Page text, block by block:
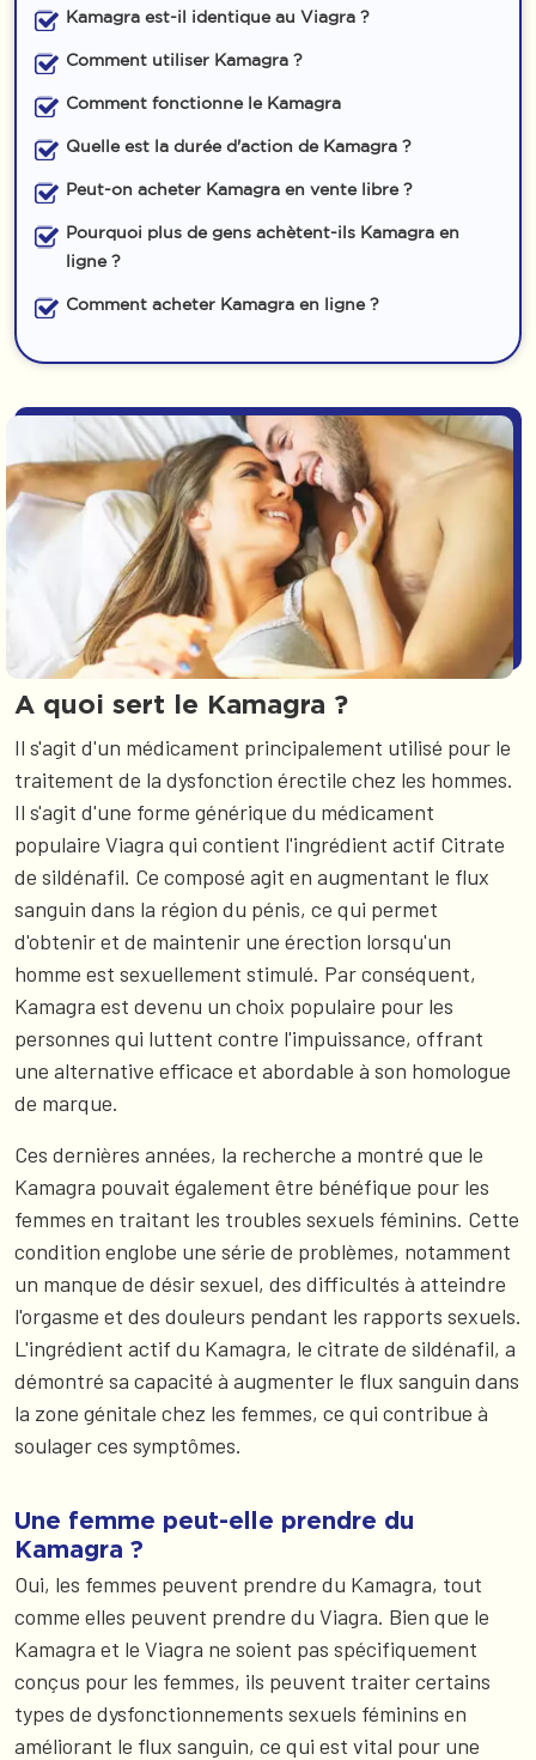
Kamagra est-il identique au Viagra ?
Comment utiliser Kamagra ?
Comment fonctionne le Kamagra
Quelle est la durée d'action de Kamagra ?
Peut-on acheter Kamagra en vente libre ?
Pourquoi plus de gens achètent-ils Kamagra en
ligne ?
Comment acheter Kamagra en ligne ?
a
A quoi sert le Kamagra ?
Il s'agit d'un médicament principalement utilisé pour le
traitement de la dysfonction érectile chez les hommes.
Il s'agit d'une forme générique du médicament
populaire Viagra qui contient l'ingrédient actif Citrate
de sildénafil. Ce composé agit en augmentant le flux
sanguin dans la région du pénis, ce qui permet
d'obtenir et de maintenir une érection lorsqu'un
homme est sexuellement stimulé. Par conséquent,
Kamagra est devenu un choix populaire pour les
personnes qui luttent contre l'impuissance, offrant
une alternative efficace et abordable à son homologue
de marque.
Ces dernières années, la recherche a montré que le
Kamagra pouvait également être bénéfique pour les
femmes en traitant les troubles sexuels féminins. Cette
condition englobe une série de problèmes, notamment
un manque de désir sexuel, des difficultés à atteindre
l'orgasme et des douleurs pendant les rapports sexuels.
L'ingrédient actif du Kamagra, le citrate de sildénafil, a
démontré sa capacité à augmenter le flux sanguin dans
la zone génitale chez les femmes, ce qui contribue à
soulager ces symptômes.
Une femme peut-elle prendre du
Kamagra ?
Oui, les femmes peuvent prendre du Kamagra, tout
comme elles peuvent prendre du Viagra. Bien que le
Kamagra et le Viagra ne soient pas spécifiquement
conçus pour les femmes, ils peuvent traiter certains
types de dysfonctionnements sexuels féminins en
améliorant le flux sanguin, ce qui est vital pour une